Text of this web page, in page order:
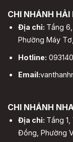
CHI NHÁNH HẢI
Địa chỉ: Tầng
Phường Máy
Hotline:
Email:
CHI NHÁNH
Địa chỉ: Tầng
Đồng, Phường